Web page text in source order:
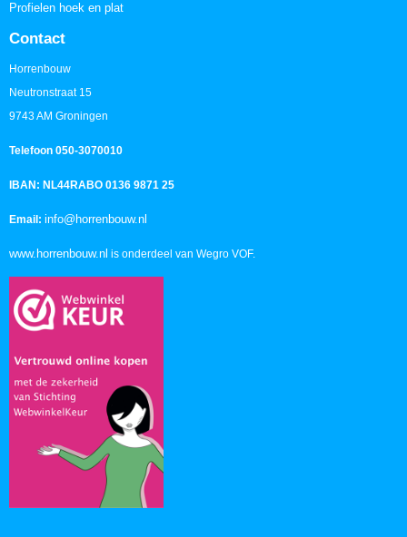
Profielen hoek en plat
Contact
Horrenbouw
Neutronstraat 15
9743 AM Groningen
Telefoon 050-3070010
IBAN: NL44RABO 0136 9871 25
Email: info@horrenbouw.nl
www.horrenbouw.nl is onderdeel van Wegro VOF.